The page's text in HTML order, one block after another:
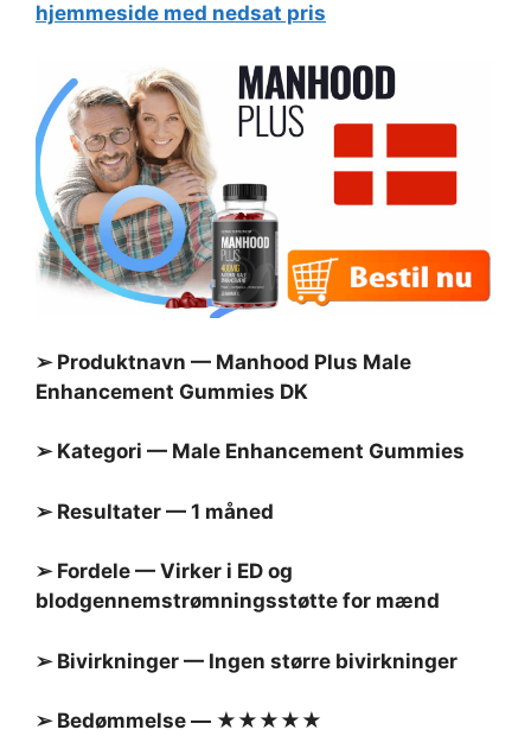
hjemmeside med nedsat pris
➢ Produktnavn — Manhood Plus Male
Enhancement Gummies DK
➢ Kategori — Male Enhancement Gummies
➢ Resultater — 1 måned
➢ Fordele — Virker i ED og
blodgennemstrømningsstøtte for mænd
➢ Bivirkninger — Ingen større bivirkninger
➢ Bedømmelse — ★★★★★